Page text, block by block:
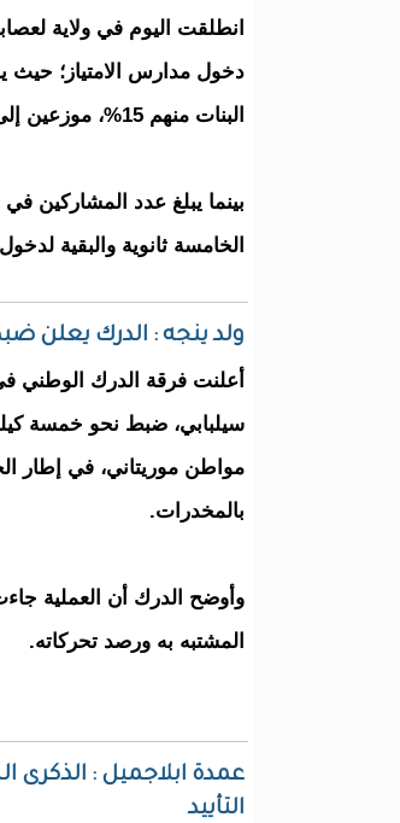
انطلقت اليوم في ولاية
البنات منهم 15%، موزعين إلى ثلاث مراكز في كيفه ، كرو وكنكوصه.
الخامسة ثانوية والبقية
ولد ينجه : الدرك يعلن ضبط 5 كلغ من القنب الهندي بحوزة مواطن
أعلنت فرقة الدرك الوطني
سيلبابي، ضبط نحو خمسة
مواطن موريتاني، في إطار
بالمخدرات.
وأوضح الدرك أن العملية
المشتبه به ورصد تحركاته.
عمدة ابلاجميل : الذكرى
التأييد